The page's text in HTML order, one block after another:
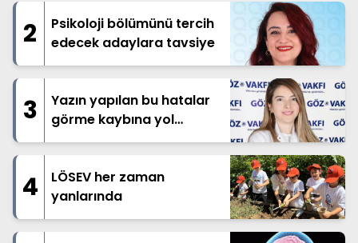
2
Psikoloji bölümünü tercih
edecek adaylara tavsiye
3
Yazın yapılan bu hatalar
görme kaybına yol
açabilir!
4
LÖSEV her zaman
yanlarında